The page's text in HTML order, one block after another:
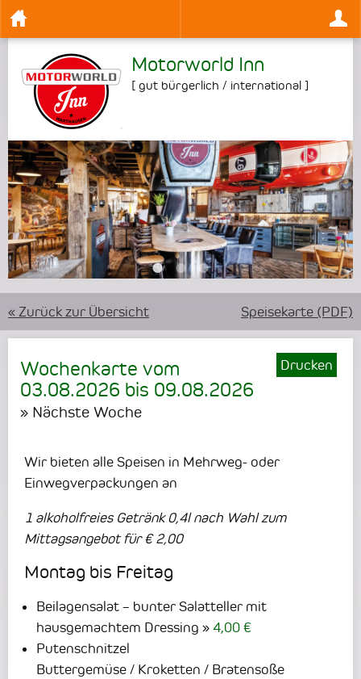
Motorworld Inn
[ gut bürgerlich / international ]
•••
« Zurück zur Übersicht Speisekarte (PDF)
Drucken
Wochenkarte vom
03.08.2026 bis 09.08.2026
» Nächste Woche
Wir bieten alle Speisen in Mehrweg- oder
Einwegverpackungen an
1 alkoholfreies Getränk 0,4l nach Wahl zum
Mittagsangebot für € 2,00
Montag bis Freitag
Beilagensalat – bunter Salatteller mit
hausgemachtem Dressing
4,00 €
Putenschnitzel
Buttergemüse / Kroketten / Bratensoße